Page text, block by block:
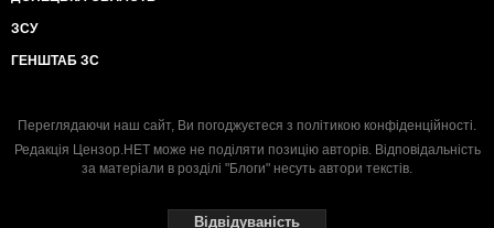
ЗСУ
ГЕНШТАБ ЗС
Переглядаючи наш сайт, Ви погоджуєтеся з політикою конфіденційності.
Редакція Цензор.НЕТ може не поділяти позицію авторів. Відповідальність
за матеріали в розділі "Блоги" несуть автори текстів.
Відвідуваність